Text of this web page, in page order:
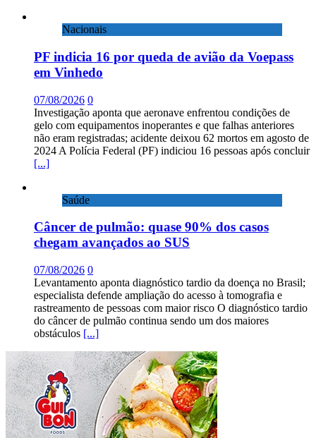
Nacionais
PF indicia 16 por queda de avião da Voepass
em Vinhedo
07/08/2026 0
Investigação aponta que aeronave enfrentou condições de
gelo com equipamentos inoperantes e que falhas anteriores
não eram registradas; acidente deixou 62 mortos em agosto de
2024 A Polícia Federal (PF) indiciou 16 pessoas após concluir
[...]
Saúde
Câncer de pulmão: quase 90% dos casos
chegam avançados ao SUS
07/08/2026 0
Levantamento aponta diagnóstico tardio da doença no Brasil;
especialista defende ampliação do acesso à tomografia e
rastreamento de pessoas com maior risco O diagnóstico tardio
do câncer de pulmão continua sendo um dos maiores
obstáculos [...]